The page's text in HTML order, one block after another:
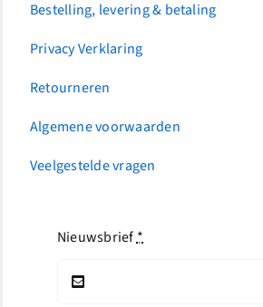
Bestelling, levering & betaling
Privacy Verklaring
Retourneren
Algemene voorwaarden
Veelgestelde vragen
Nieuwsbrief*